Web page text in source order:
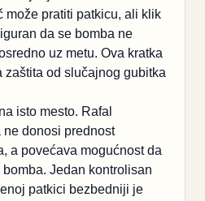
može pratiti patkicu, ali klik
da se bomba ne
uz metu. Ova kratka
zaštita od slučajnog gubitka
isto mesto. Rafal
donosi prednost
a povećava mogućnost da
Jedan kontrolisan
patkici bezbedniji je